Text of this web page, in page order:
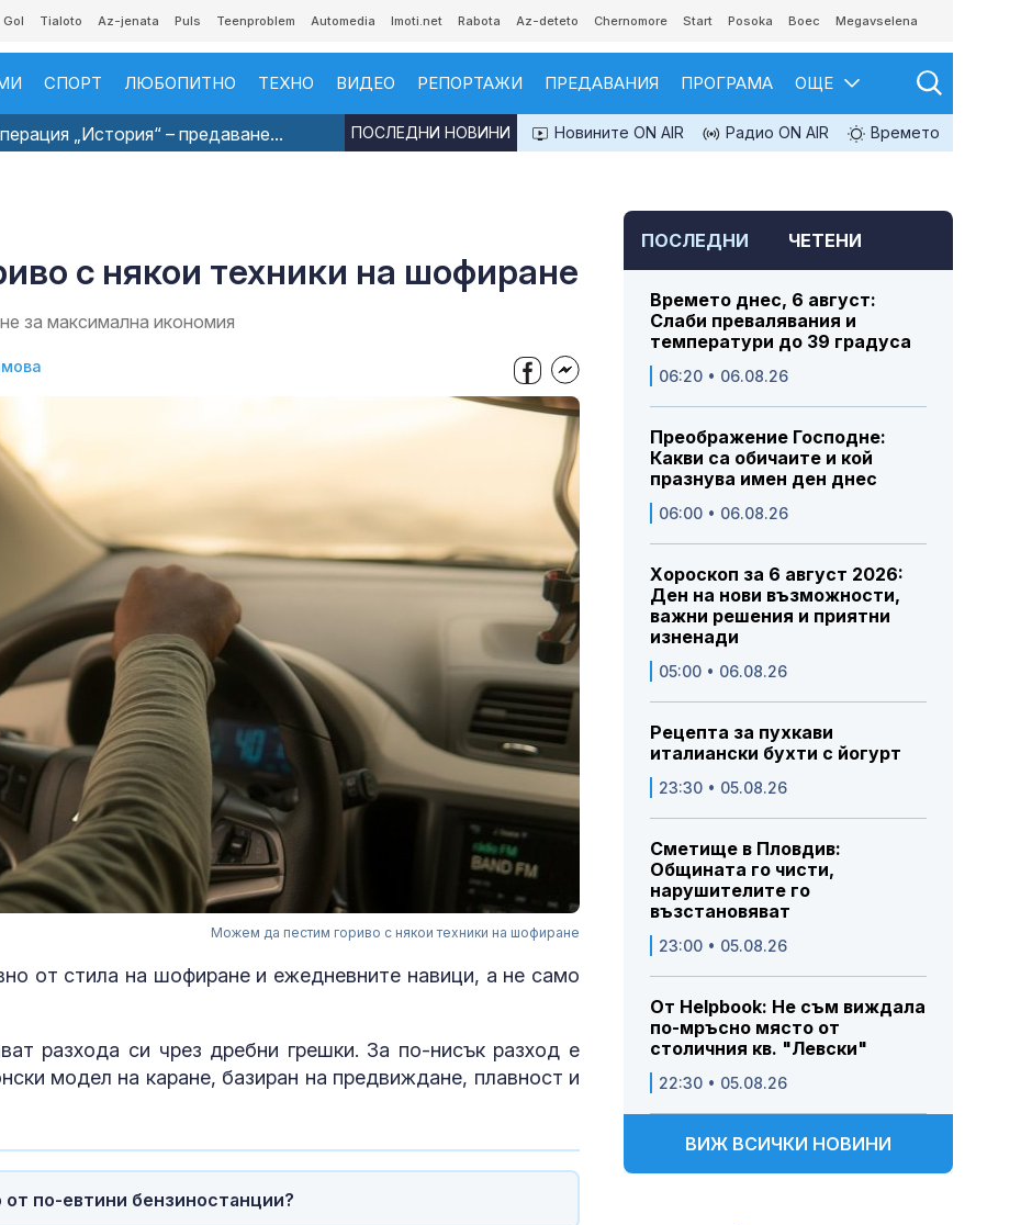
Gol Tialoto Az-jenata Puls Teenproblem Automedia Imoti.net Rabota Az-deteto Chernomore Start Posoka Boec Megavselena
СПОРТ ЛЮБОПИТНО ТЕХНО ВИДЕО РЕПОРТАЖИ ПРЕДАВАНИЯ ПРОГРАМА ОЩЕ
„История“ – предаване... Новините ON AIR Радио ON AIR Времето
ПОСЛЕДНИ НОВИНИ
с някои техники на шофиране
за максимална икономия
Можем да пестим гориво с някои техники на шофиране
от стила на шофиране и ежедневните навици, а не само
разхода си чрез дребни грешки. За по-нисък разход е
модел на каране, базиран на предвиждане, плавност и
по-евтини бензиностанции?
ПОСЛЕДНИ ЧЕТЕНИ
Времето днес, 6 август:
Слаби превалявания и
температури до 39 градуса
06:20 • 06.08.26
Преображение Господне:
Какви са обичаите и кой
празнува имен ден днес
06:00 • 06.08.26
Хороскоп за 6 август 2026:
Ден на нови възможности,
важни решения и приятни
изненади
05:00 • 06.08.26
Рецепта за пухкави
италиански бухти с йогурт
23:30 • 05.08.26
Сметище в Пловдив:
Общината го чисти,
нарушителите го
възстановяват
23:00 • 05.08.26
От Helpbook: Не съм виждала
по-мръсно място от
столичния кв. "Левски"
22:30 • 05.08.26
ВИЖ ВСИЧКИ НОВИНИ